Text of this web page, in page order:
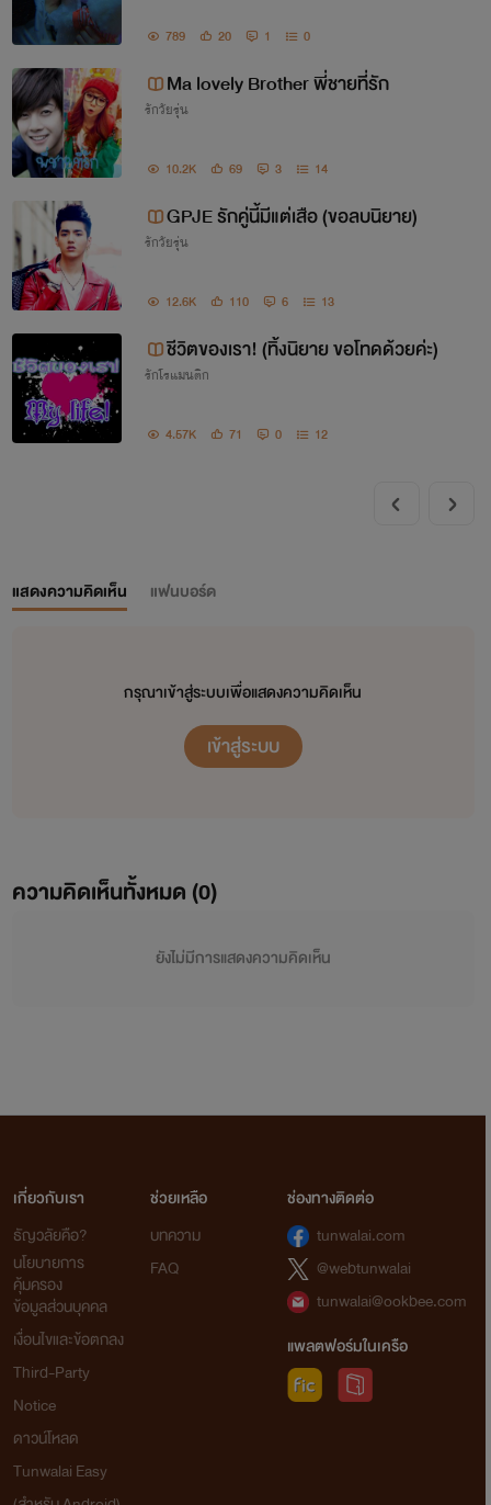
789 20 1 0
Ma lovely Brother พี่ชายที่รัก
รักวัยรุ่น
10.2K 69 3 14
GPJE รักคู่นี้มีแต่เสือ (ขอลบนิยาย)
รักวัยรุ่น
12.6K 110 6 13
ชีวิตของเรา! (ทิ้งนิยาย ขอโทดด้วยค่ะ)
รักโรแมนติก
4.57K 71 0 12
แสดงความคิดเห็น แฟนบอร์ด
กรุณาเข้าสู่ระบบเพื่อแสดงความคิดเห็น
เข้าสู่ระบบ
ความคิดเห็นทั้งหมด (0)
ยังไม่มีการแสดงความคิดเห็น
เกี่ยวกับเรา
ธัญวลัยคือ?
นโยบายการ
คุ้มครอง
ข้อมูลส่วนบุคคล
เงื่อนไขและข้อตกลง
Third-Party
Notice
ดาวน์โหลด
Tunwalai Easy
ช่วยเหลือ
บทความ
FAQ
ช่องทางติดต่อ
tunwalai.com
@webtunwalai
tunwalai@ookbee.com
แพลตฟอร์มในเครือ